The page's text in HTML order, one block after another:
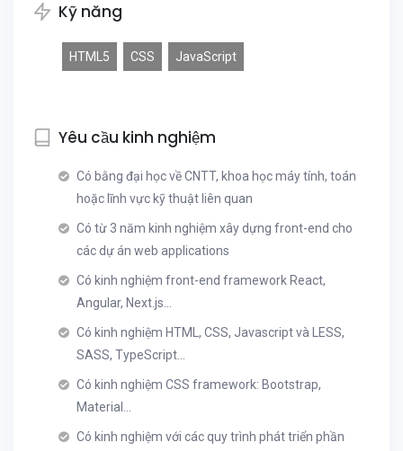
Kỹ năng
HTML5 CSS JavaScript
Yêu cầu kinh nghiệm
Có bằng đại học về CNTT, khoa học máy tính, toán
hoặc lĩnh vực kỹ thuật liên quan
Có từ 3 năm kinh nghiệm xây dựng front-end cho
các dự án web applications
Có kinh nghiệm front-end framework React,
Angular, Next.js...
Có kinh nghiệm HTML, CSS, Javascript và LESS,
SASS, TypeScript...
Có kinh nghiệm CSS framework: Bootstrap,
Material...
Có kinh nghiệm với các quy trình phát triển phần